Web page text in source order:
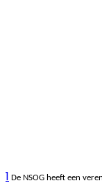
1 De NSOG heeft een